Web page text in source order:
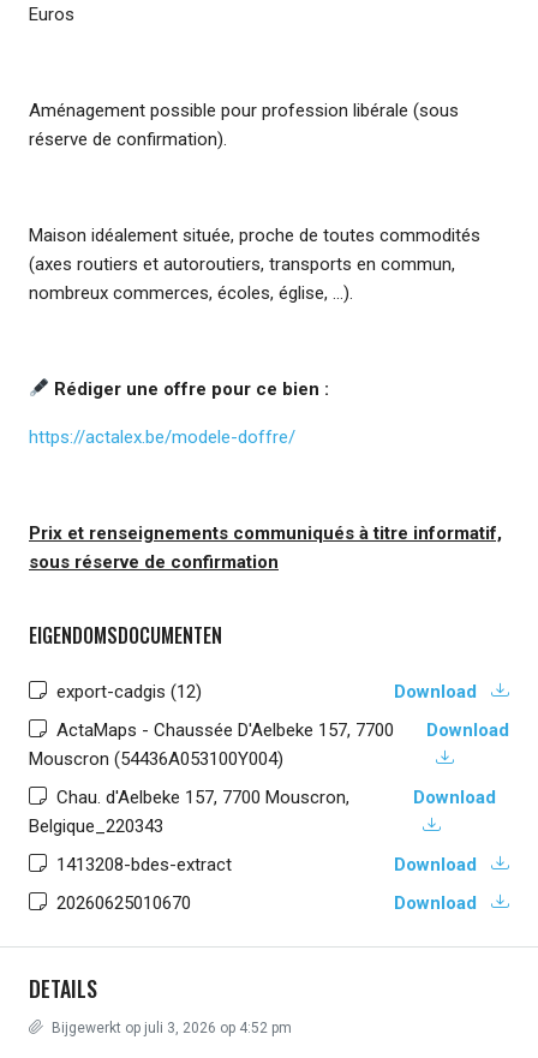
Euros
Aménagement possible pour profession libérale (sous
réserve de confirmation).
Maison idéalement située, proche de toutes commodités
(axes routiers et autoroutiers, transports en commun,
nombreux commerces, écoles, église, …).
Rédiger une offre pour ce bien :
https://actalex.be/modele-doffre/
Prix et renseignements communiqués à titre informatif,
sous réserve de confirmation
EIGENDOMSDOCUMENTEN
export-cadgis (12)
Download
ActaMaps - Chaussée D'Aelbeke 157, 7700
Mouscron (54436A053100Y004)
Download
Chau. d'Aelbeke 157, 7700 Mouscron,
Belgique_220343
Download
1413208-bdes-extract
Download
20260625010670
Download
DETAILS
Bijgewerkt op juli 3, 2026 op 4:52 pm